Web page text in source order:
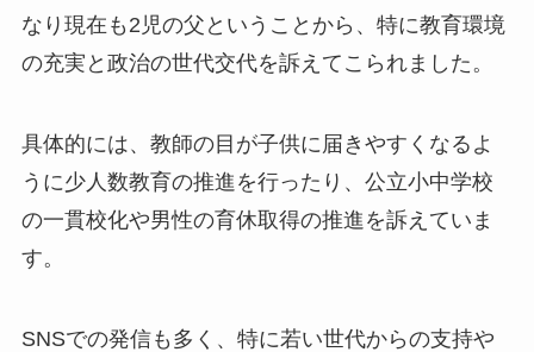
なり現在も2児の父 ということから、特に教育環境
の充実と政治の世代交代を訴えてこられました。
具体的には、教師の目が子供に届きやすくなるよ
うに少人数教育の推進 を行ったり、 公立小中学校
の一貫校化や男性の育休取得の推進 を訴えていま
す。
SNSでの発信も多く、特に若い世代からの支持や